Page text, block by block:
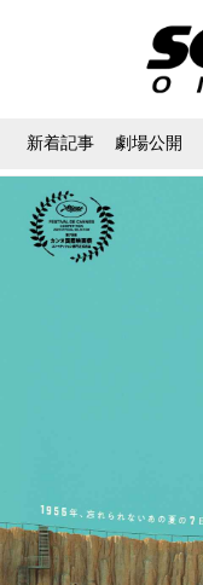
新着記事 劇場公開